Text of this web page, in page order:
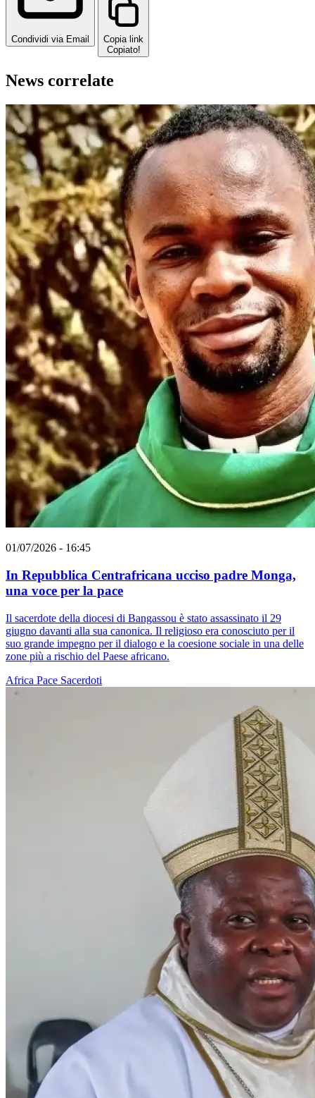
Condividi via Email
Copia link
Copiato!
News correlate
01/07/2026 - 16:45
In Repubblica Centrafricana ucciso padre Monga,
una voce per la pace
Il sacerdote della diocesi di Bangassou è stato assassinato il 29
giugno davanti alla sua canonica. Il religioso era conosciuto per il
suo grande impegno per il dialogo e la coesione sociale in una delle
zone più a rischio del Paese africano.
Africa Pace Sacerdoti